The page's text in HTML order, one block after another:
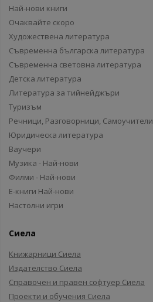
Най-нови книги
Очаквайте скоро
Художествена литература
Съвременна българска литература
Съвременна световна литература
Детска литература
Литература за тийнейджъри
Туризъм
Речници, Разговорници, Самоучители
Юридическа литература
Ваучери
Музика - Най-нови
Филми - Най-нови
Е-книги Най-нови
Настолни игри
Сиела
Книжарници Сиела
Издателство Сиела
Справочен и правен софтуер Сиела
Проекти и обучения Сиела